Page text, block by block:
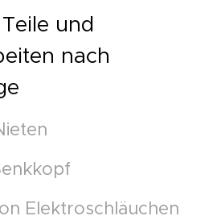
und
nach
Elektroschläuchen